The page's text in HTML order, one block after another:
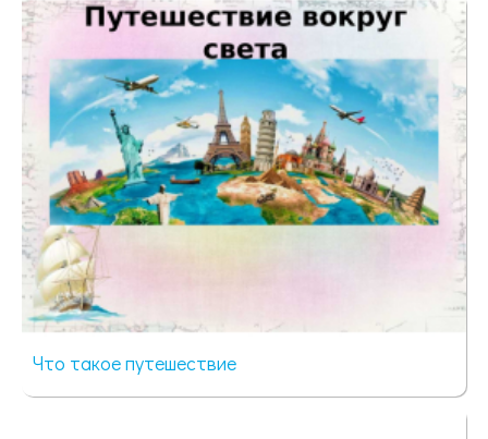
49 просмотров
Что такое путешествие